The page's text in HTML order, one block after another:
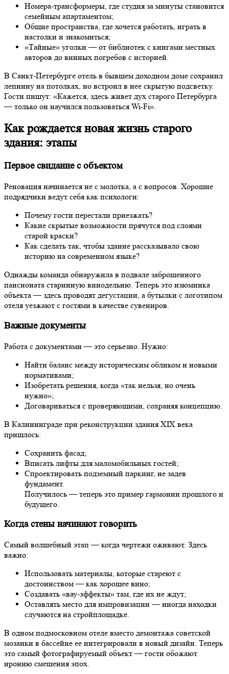
Номера-трансформеры, где студия за минуты становится
семейным апартаментом;
Общие пространства, где хочется работать, играть в
настолки и знакомиться;
«Тайные» уголки — от библиотек с книгами местных
авторов до винных погребов с историей.
В Санкт-Петербурге отель в бывшем доходном доме сохранил
лепнину на потолках, но встроил в нее скрытую подсветку.
Гости пишут: «Кажется, здесь живет дух старого Петербурга
— только он научился пользоваться Wi-Fi».
Как рождается новая жизнь старого
здания: этапы
Первое свидание с объектом
Реновация начинается не с молотка, а с вопросов. Хорошие
подрядчики ведут себя как психологи:
Почему гости перестали приезжать?
Какие скрытые возможности прячутся под слоями
старой краски?
Как сделать так, чтобы здание рассказывало свою
историю на современном языке?
Однажды команда обнаружила в подвале заброшенного
пансионата старинную винодельню. Теперь это изюминка
объекта — здесь проводят дегустации, а бутылки с логотипом
отеля уезжают с гостями в качестве сувениров.
Важные документы
Работа с документами — это серьезно. Нужно:
Найти баланс между историческим обликом и новыми
нормативами;
Изобретать решения, когда «так нельзя, но очень
нужно»;
Договариваться с проверяющими, сохраняя концепцию.
В Калининграде при реконструкции здания XIX века
пришлось:
Сохранить фасад;
Вписать лифты для маломобильных гостей;
Спроектировать подземный паркинг, не задев
фундамент.
Получилось — теперь это пример гармонии прошлого и
будущего.
Когда стены начинают говорить
Самый волшебный этап — когда чертежи оживают. Здесь
важно:
Использовать материалы, которые стареют с
достоинством — как хорошее вино;
Создавать «вау-эффекты» там, где их не ждут;
Оставлять место для импровизации — иногда находки
случаются на стройплощадке.
В одном подмосковном отеле вместо демонтажа советской
мозаики в бассейне ее интегрировали в новый дизайн. Теперь
это самый фотографируемый объект — гости обожают
иронию смешения эпох.